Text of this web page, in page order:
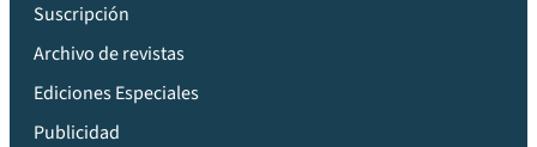
Suscripción
Archivo de revistas
Ediciones Especiales
Publicidad